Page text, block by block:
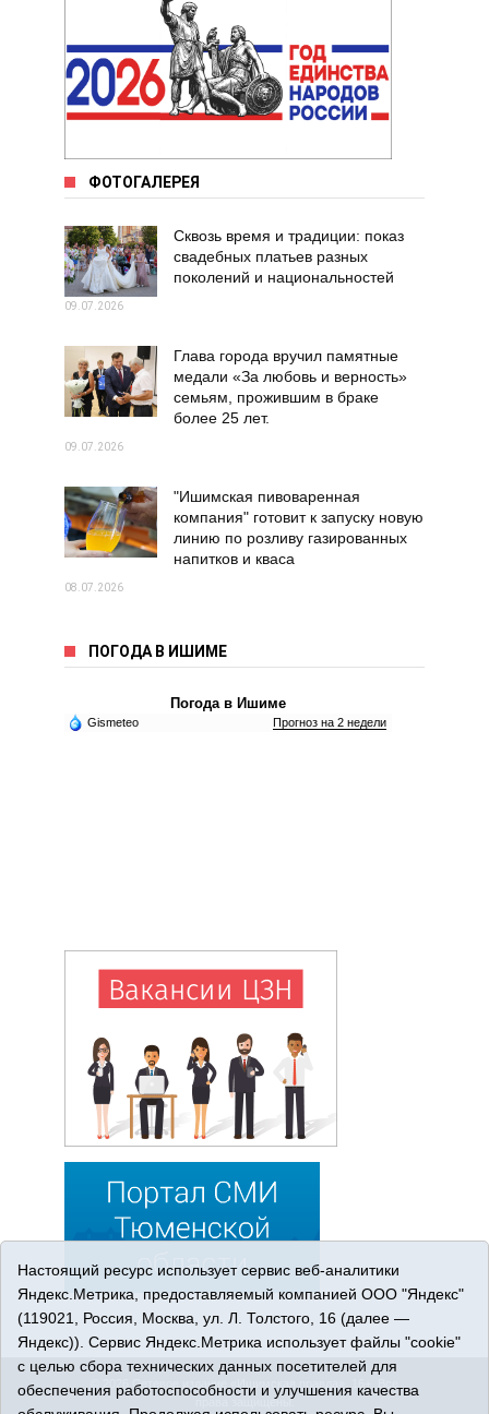
ФОТОГАЛЕРЕЯ
Сквозь время и традиции: показ
свадебных платьев разных
поколений и национальностей
09.07.2026
Глава города вручил памятные
медали «За любовь и верность»
семьям, прожившим в браке
более 25 лет.
09.07.2026
"Ишимская пивоваренная
компания" готовит к запуску новую
линию по розливу газированных
напитков и кваса
08.07.2026
ПОГОДА В ИШИМЕ
Погода в Ишиме
Gismeteo Прогноз на 2 недели
© 2026 Сетевое издание «Ишимская правда». 16+. Все
права защищены.
Настоящий ресурс использует сервис веб-аналитики
Яндекс.Метрика, предоставляемый компанией ООО "Яндекс"
(119021, Россия, Москва, ул. Л. Толстого, 16 (далее —
Яндекс)). Сервис Яндекс.Метрика использует файлы "cookie"
с целью сбора технических данных посетителей для
обеспечения работоспособности и улучшения качества